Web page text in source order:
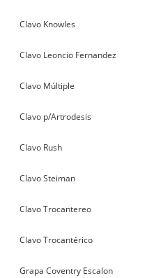
Clavo Knowles
Clavo Leoncio Fernandez
Clavo Múltiple
Clavo p/Artrodesis
Clavo Rush
Clavo Steiman
Clavo Trocantereo
Clavo Trocantérico
Grapa Coventry Escalon